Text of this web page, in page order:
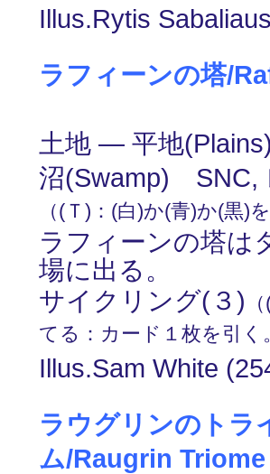
Illus.Rytis
ラフィーンの塔/
土地 ― 平地
沼(Swamp) SNC,
（(Ｔ)：(白)か(青)か(黒)
ラフィーンの塔は
場に出る。
サイクリング(３)
てる：カード１枚を引く
Illus.Sam White
ラウグリンのトラ
ム/Raugrin Triome